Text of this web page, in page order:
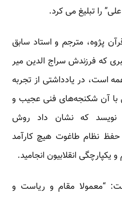
را تبلیغ می کرد.
پژوه، مترجم و استاد سابق
که فرزندش سراج الدین میر
است، در یادداشتی از تجربه‌
با آن شکنجه‌های فنی عجیب و
که نشان داد روش
حفظ نظام طاغوت هیچ کارآمد
انقلابیون انجامید.
“معمولا مقام و ریاست و